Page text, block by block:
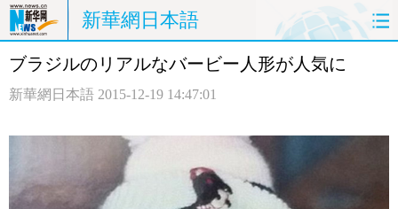
新華網日本語
ホームページ 政治 経済
中日対訳
ブラジルのリアルなバービー人形が人気に
新華網日本語 2015-12-19 14:47:01